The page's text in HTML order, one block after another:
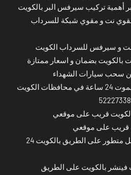
تركيب سيرفس البر بالكويت
نت و مقوي شبكة للسرداب
و سيرفس للسرداب الكويت
بضمان و اسعار ممتازة
سحب سيارات الشهداء
الكويت
قريب على موقعي
قريب على موقعي
بنشر تصليح سيارات متنقل متطور على الطريق بالكويت 24
فينشر بالكويت على الطريق